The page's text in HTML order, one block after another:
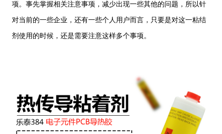
项。事先掌握相关注意事项，减少出现一些其他的问题，所以针
对当前的一些企业，还有一些个人用户而言，只要是对这一粘结
剂使用的时候，还是需要注意这样多个事项。